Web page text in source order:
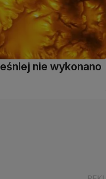
nie wykonano